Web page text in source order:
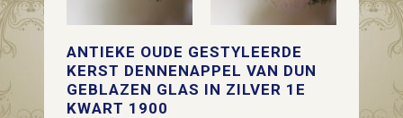
ANTIEKE OUDE GESTYLEERDE
KERST DENNENAPPEL VAN DUN
GEBLAZEN GLAS IN ZILVER 1E
KWART 1900